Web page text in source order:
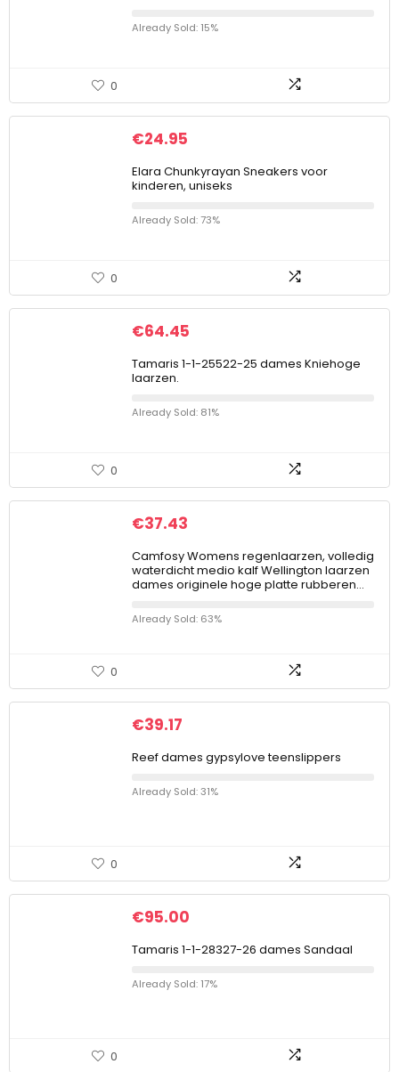
Already Sold: 15%
0
€24.95
Elara Chunkyrayan Sneakers voor
kinderen, uniseks
Already Sold: 73%
0
€64.45
Tamaris 1-1-25522-25 dames Kniehoge
laarzen.
Already Sold: 81%
0
€37.43
Camfosy Womens regenlaarzen, volledig
waterdicht medio kalf Wellington laarzen
dames originele hoge platte rubberen…
Already Sold: 63%
0
€39.17
Reef dames gypsylove teenslippers
Already Sold: 31%
0
€95.00
Tamaris 1-1-28327-26 dames Sandaal
Already Sold: 17%
0